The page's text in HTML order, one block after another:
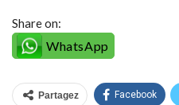
Share on:
WhatsApp
Partagez Facebook